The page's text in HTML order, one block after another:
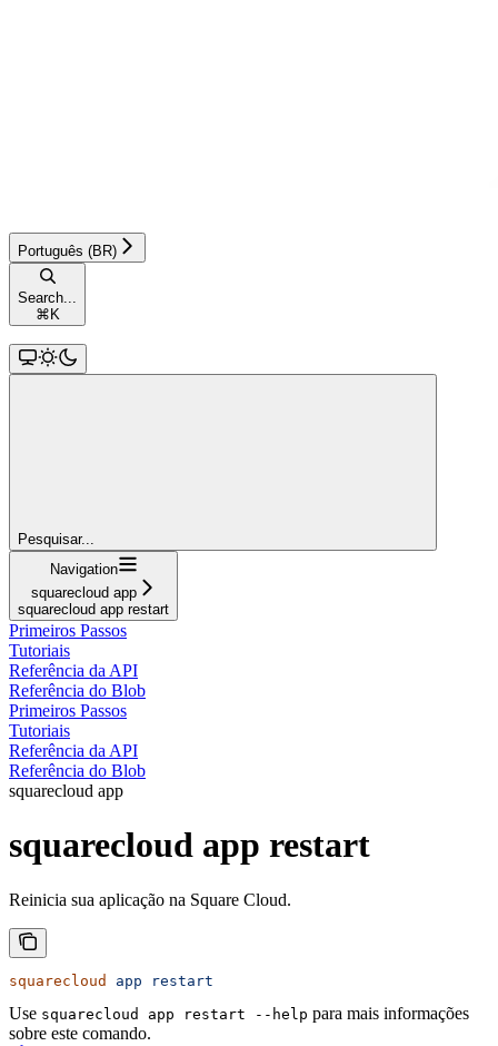
Português (BR)
Search...
⌘ K
Pesquisar...
Navigation
squarecloud app
squarecloud app restart
Primeiros Passos
Tutoriais
Referência da API
Referência do Blob
Primeiros Passos
Tutoriais
Referência da API
Referência do Blob
squarecloud app
squarecloud app restart
Reinicia sua aplicação na Square Cloud.
squarecloud app restart
Use squarecloud app restart --help para mais informações
sobre este comando.